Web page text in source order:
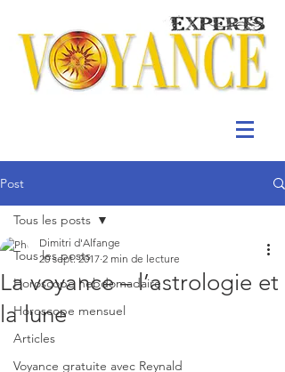
Post
Tous les posts
Horoscope hebdomadaire
Horoscope mensuel
Articles
Voyance gratuite avec Reynald
Tous les posts
La voyance – l’astrologie et
la lune
Dimitri d'Alfange
20 sept. 2017 2 min de lecture